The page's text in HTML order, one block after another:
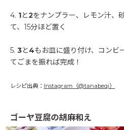
4. 1と2をナンプラー、レモン汁、
て、15分ほど置く
5. 3と4もお皿に盛り付け、コンビ
てごまを振れば完成！
レシピ出典： Instagram（@tanabeqi）
ゴーヤ豆腐の胡麻和え